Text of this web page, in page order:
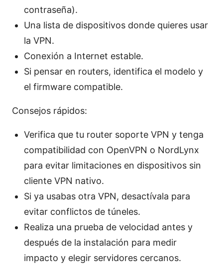
contraseña).
Una lista de dispositivos donde quieres usar
la VPN.
Conexión a Internet estable.
Si pensar en routers, identifica el modelo y
el firmware compatible.
Consejos rápidos:
Verifica que tu router soporte VPN y tenga
compatibilidad con OpenVPN o NordLynx
para evitar limitaciones en dispositivos sin
cliente VPN nativo.
Si ya usabas otra VPN, desactívala para
evitar conflictos de túneles.
Realiza una prueba de velocidad antes y
después de la instalación para medir
impacto y elegir servidores cercanos.